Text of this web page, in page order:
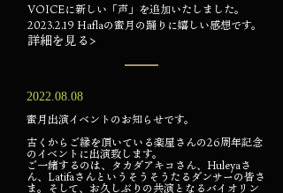
VOICEに新しい「声」を追加いたしました。
2023.2.19 Haflaの蜜月の踊りに嬉しい感想です。
詳細を見る>
2022.08.08
蜜月出演イベントのお知らせです。
古くからご縁を頂いている楽屋さんの26周年記念
のイベントに出演致します。
ご一緒するのは、タカダアキコさん、Huleyaさ
ん、Latifaさんというそうそうたるダンサーの皆さ
ま。そして、お久しぶりの共演となるバイオリン